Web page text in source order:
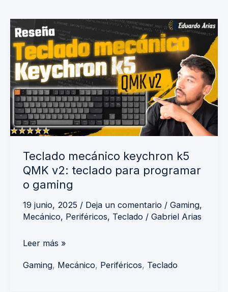
Teclado mecánico keychron k5
QMK v2: teclado para programar
o gaming
19 junio, 2025 / Deja un comentario / Gaming,
Mecánico, Periféricos, Teclado / Gabriel Arias
Teclado
mecánico
keychron
k5
QMK
v2:
teclado
para
o
Leer más »
Gaming, Mecánico, Periféricos, Teclado